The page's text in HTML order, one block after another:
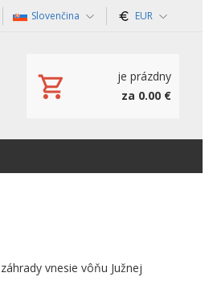
Slovenčina EUR
je prázdny
za 0.00 €
vnesie vôňu Južnej